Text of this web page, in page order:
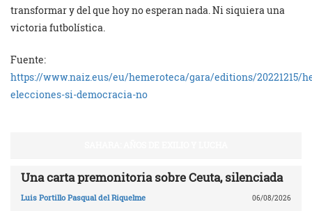
transformar y del que hoy no esperan nada. Ni siquiera una
victoria futbolística.
Fuente:
https://www.naiz.eus/eu/hemeroteca/gara/editions/20221215/
elecciones-si-democracia-no
Una carta premonitoria sobre Ceuta, silenciada
Luis Portillo Pasqual del Riquelme 06/08/2026